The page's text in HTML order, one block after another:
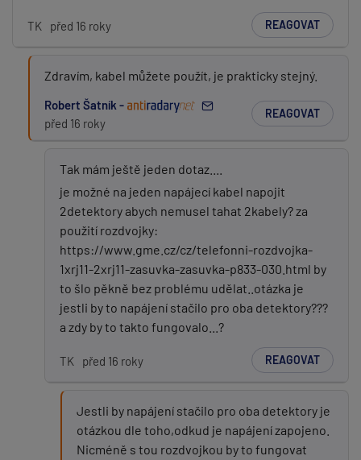
TK před 16 roky REAGOVAT
Zdravím, kabel můžete použít, je prakticky stejný.
Robert Šatník -
před 16 roky
REAGOVAT
Tak mám ještě jeden dotaz....
je možné na jeden napájecí kabel napojit
2detektory abych nemusel tahat 2kabely? za
použití rozdvojky:
https://www.gme.cz/cz/telefonni-rozdvojka-
1xrj11-2xrj11-zasuvka-zasuvka-p833-030.html by
to šlo pěkně bez problému udělat..otázka je
jestli by to napájení stačilo pro oba detektory???
a zdy by to takto fungovalo...?
TK před 16 roky REAGOVAT
Jestli by napájení stačilo pro oba detektory je
otázkou dle toho,odkud je napájení zapojeno.
Nicméně s tou rozdvojkou by to fungovat